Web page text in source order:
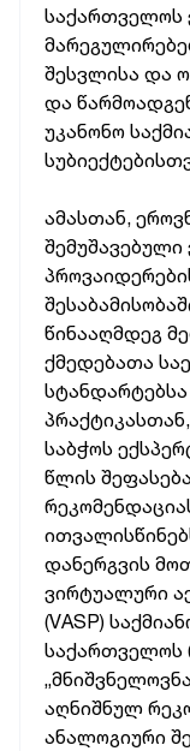
საქართველოს
შესვლისა და
და
უკანონო
ამასთან,
შემუშავებული
წინააღმდეგ
ქმედებათა
საბჭოს
წლის
დანერგვის
ვირტუალური
(VASP)
საქართველოს
აღნიშნულ
ანალოგიური